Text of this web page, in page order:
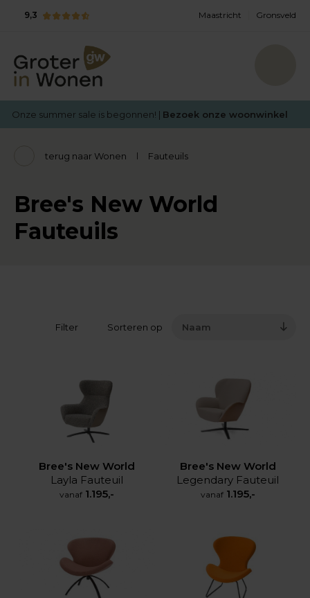
9,3 Maastricht Gronsveld
Onze summer sale is begonnen! | Bezoek onze woonwinkel
terug naar Wonen Fauteuils
Bree's New World
Fauteuils
Filter Sorteren op Naam
Bree's New World
Layla Fauteuil
vanaf 1.195,-
Bree's New World
Legendary Fauteuil
vanaf 1.195,-